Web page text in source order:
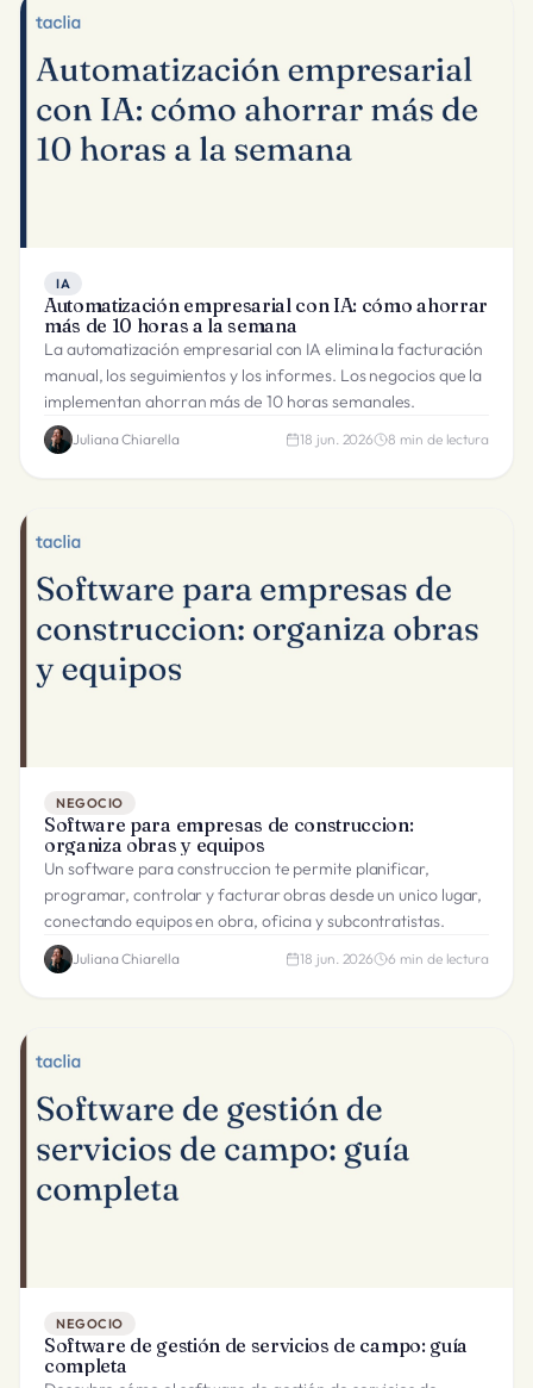
IA
Automatización empresarial con IA: cómo ahorrar
más de 10 horas a la semana
La automatización empresarial con IA elimina la facturación
manual, los seguimientos y los informes. Los negocios que la
implementan ahorran más de 10 horas semanales.
Juliana Chiarella 18 jun. 2026 8 min de lectura
NEGOCIO
Software para empresas de construccion:
organiza obras y equipos
Un software para construccion te permite planificar,
programar, controlar y facturar obras desde un unico lugar,
conectando equipos en obra, oficina y subcontratistas.
Juliana Chiarella 18 jun. 2026 6 min de lectura
NEGOCIO
Software de gestión de servicios de campo: guía
completa